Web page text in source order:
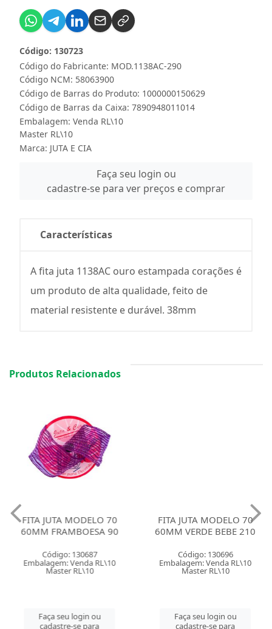
Código do Fabricante: MOD.1138AC-290
Código: 130723
Código NCM: 58063900
Código de Barras do Produto: 1000000150629
Código de Barras da Caixa: 7890948011014
Embalagem: Venda RL\10
Master RL\10
Marca: JUTA E CIA
Faça seu login ou
cadastre-se para ver preços e comprar
Características
A fita juta 1138AC ouro estampada corações é
um produto de alta qualidade, feito de
material resistente e durável. 38mm
Produtos Relacionados
FITA JUTA MODELO 70
60MM FRAMBOESA 90
Código: 130687
Embalagem: Venda RL\10
Master RL\10
Faça seu login ou
cadastre-se para
FITA JUTA MODELO 70
60MM VERDE BEBE 210
Código: 130696
Embalagem: Venda RL\10
Master RL\10
Faça seu login ou
cadastre-se para